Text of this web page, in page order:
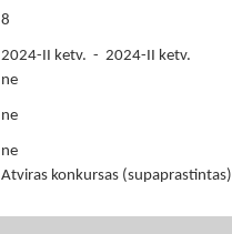
8
2024-II ketv. - 2024-II ketv.
ne
ne
ne
Atviras konkursas (supaprastintas)